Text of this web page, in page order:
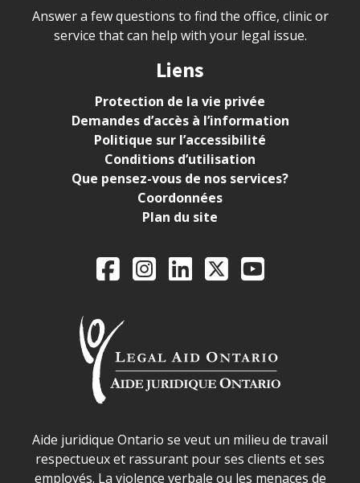
Answer a few questions to find the office, clinic or
service that can help with your legal issue.
Liens
Protection de la vie privée
Demandes d’accès à l’information
Politique sur l’accessibilité
Conditions d’utilisation
Que pensez-vous de nos services?
Coordonnées
Plan du site
Legal Aid Ontario
FacebookInstagram
LinkedIn
X YouTube
Déclaration sur la sécurité dans les locaux d'AJO.
Aide juridique Ontario se veut un milieu de travail
respectueux et rassurant pour ses clients et ses
employés. La violence verbale ou les menaces de